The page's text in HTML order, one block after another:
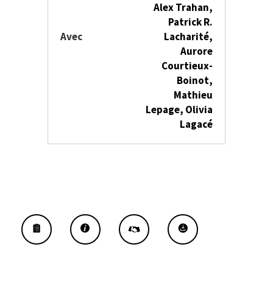
Avec
Alex Trahan,
Patrick R.
Lacharité,
Aurore
Courtieux-
Boinot,
Mathieu
Lepage, Olivia
Lagacé